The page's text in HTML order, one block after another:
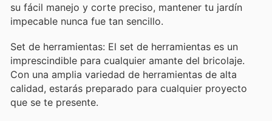
su fácil manejo y corte preciso, mantener tu jardín
impecable nunca fue tan sencillo.
Set de herramientas: El set de herramientas es un
imprescindible para cualquier amante del bricolaje.
Con una amplia variedad de herramientas de alta
calidad, estarás preparado para cualquier proyecto
que se te presente.